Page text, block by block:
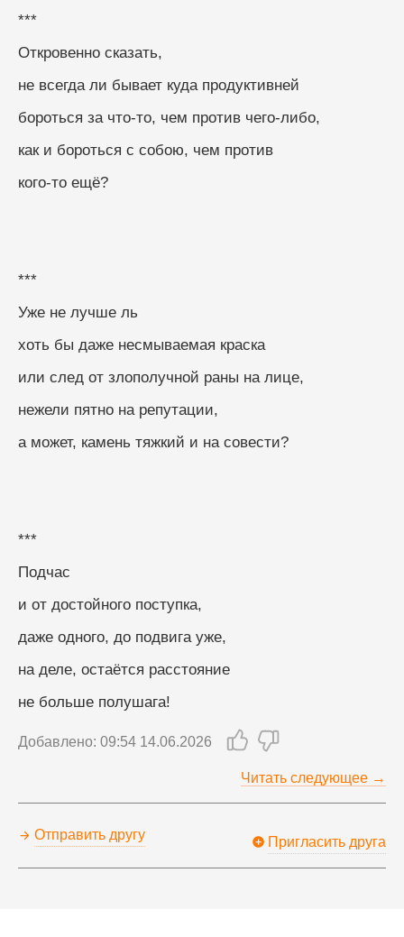
***
Откровенно сказать,
не всегда ли бывает куда продуктивней
бороться за что-то, чем против чего-либо,
как и бороться с собою, чем против
кого-то ещё?
***
Уже не лучше ль
хоть бы даже несмываемая краска
или след от злополучной раны на лице,
нежели пятно на репутации,
а может, камень тяжкий и на совести?
***
Подчас
и от достойного поступка,
даже одного, до подвига уже,
на деле, остаётся расстояние
не больше полушага!
Добавлено: 09:54 14.06.2026
Читать следующее →
Отправить другу Пригласить друга